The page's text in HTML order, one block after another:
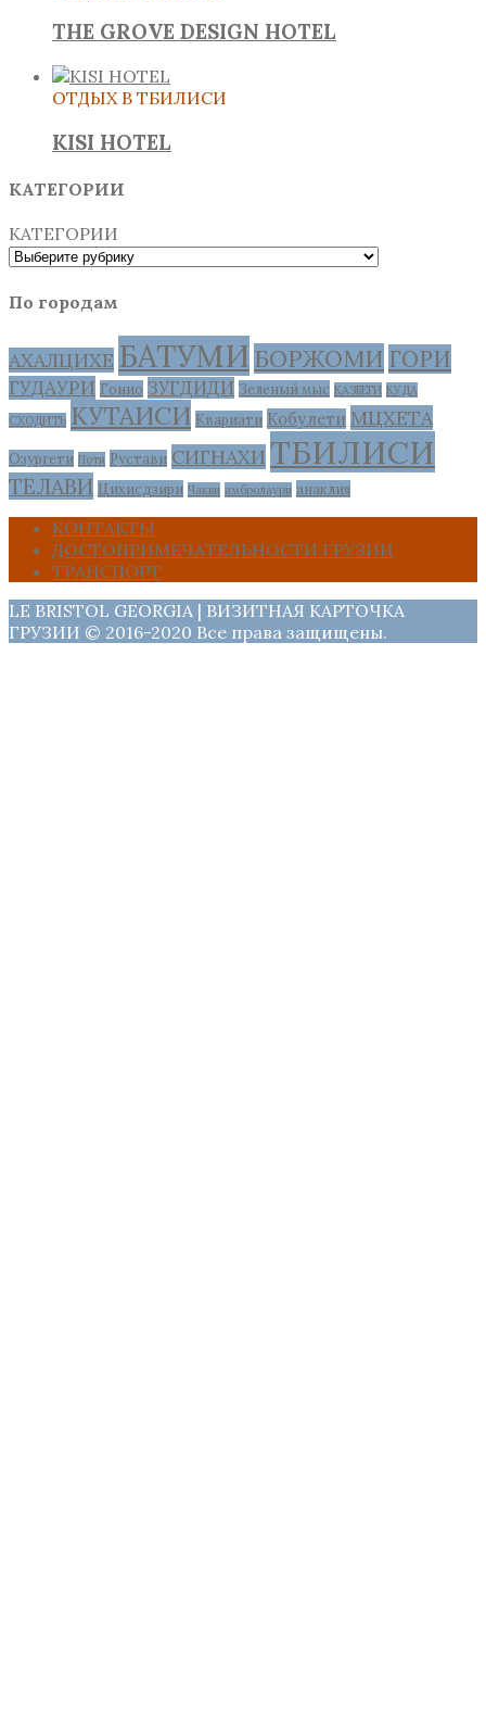
THE GROVE DESIGN HOTEL
ОТДЫХ В ТБИЛИСИ
KISI HOTEL
КАТЕГОРИИ
КАТЕГОРИИ
По городам
АХАЛЦИХЕ БАТУМИ БОРЖОМИ ГОРИ
ГУДАУРИ Гонио ЗУГДИДИ Зеленый мыс КАЗБЕГИ КУДА
СХОДИТЬ КУТАИСИ Квариати Кобулети МЦХЕТА
Озургети Поти Рустави СИГНАХИ ТБИЛИСИ
ТЕЛАВИ Цихисдзири Чакви амбролаури анаклия
КОНТАКТЫ
ДОСТОПРИМЕЧАТЕЛЬНОСТИ ГРУЗИИ
ТРАНСПОРТ
LE BRISTOL GEORGIA | ВИЗИТНАЯ КАРТОЧКА
ГРУЗИИ © 2016-2020 Все права защищены.